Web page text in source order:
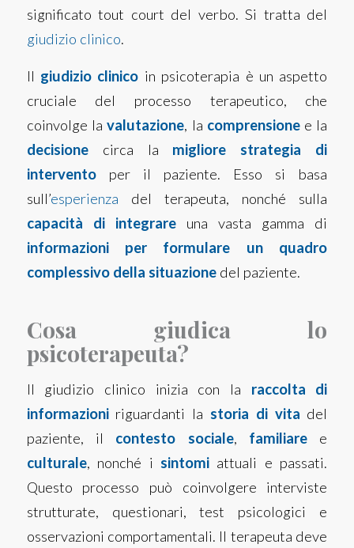
significato tout court del verbo. Si tratta del
giudizio clinico.
Il giudizio clinico in psicoterapia è un aspetto
cruciale del processo terapeutico, che
coinvolge lavalutazione, la comprensionee la
decisionecirca la migliore strategia di
interventoper il paziente. Esso si basa
sull’esperienza del terapeuta, nonché sulla
capacità di integrareuna vasta gamma di
informazioni
per formulare un quadro
complessivo della situazionedel paziente.
Cosa giudica lo
psicoterapeu­ta?
Il giudizio clinico inizia con la raccolta di
informazioniriguardanti la storia di vita del
paziente, il contesto sociale, familiare e
culturale, nonché i sintomi attuali e passati.
Questo processo può coinvolgere interviste
strutturate, questionari, test psicologici e
osservazioni comportamentali. Il terapeuta deve